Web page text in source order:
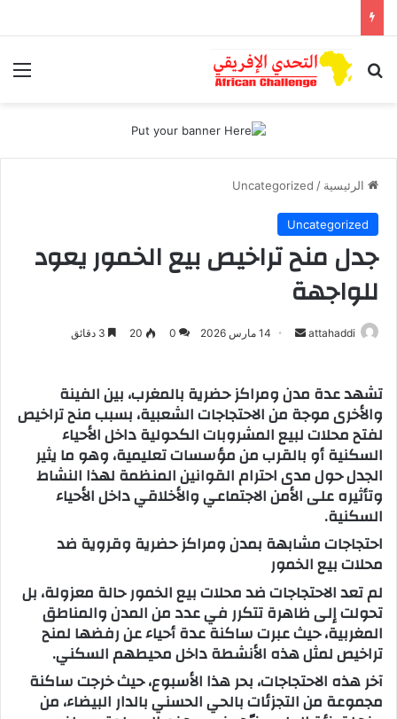
بحث عن
الرئيسية /
Uncategorized
Uncategorized
جدل منح تراخيص بيع الخمور يعود
للواجهة
attahaddi
ل
ب
ر
ي
د
ا
ك
ت
ر
و
ن
ا
14 مارس 2026 0
20
تشهد عدة مدن ومراكز حضرية بالمغرب، بين الفينة
والأخرى موجة من الاحتجاجات الشعبية، بسبب منح تراخيص
لفتح محلات لبيع المشروبات الكحولية داخل الأحياء
السكنية أو بالقرب من مؤسسات تعليمية، وهو ما يثير
الجدل حول مدى احترام القوانين المنظمة لهذا النشاط
وتأثيره على الأمن الاجتماعي والأخلاقي داخل الأحياء
السكنية.
احتجاجات مشابهة بمدن ومراكز حضرية وقروية ضد
محلات بيع الخمور
لم تعد الاحتجاجات ضد محلات بيع الخمور حالة معزولة، بل
تحولت إلى ظاهرة تتكرر في عدد من المدن والمناطق
المغربية، حيث عبرت ساكنة عدة أحياء عن رفضها لمنح
تراخيص لمثل هذه الأنشطة داخل محيطهم السكني.
آخر هذه الاحتجاجات، بحر هذا الأسبوع، حيث خرجت ساكنة
مجموعة من التجزئات بالحي الحسني بالدار البيضاء، من